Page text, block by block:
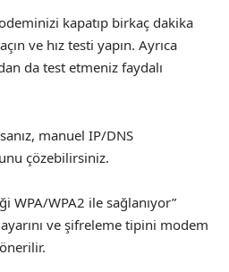
kapatıp birkaç dakika
ve hız testi yapın. Ayrıca
da test etmeniz faydalı
manuel IP/DNS
çözebilirsiniz.
WPA/WPA2 ile sağlanıyor”
ayarını ve şifreleme tipini modem